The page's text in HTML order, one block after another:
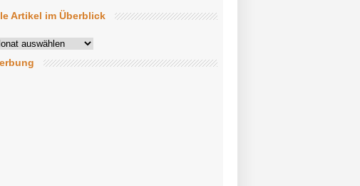
Artikel im Überblick